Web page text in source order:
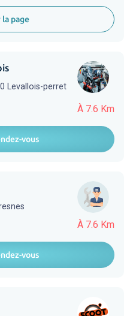
page
À 7.6 Km
Levallois-perret
vous
À 7.6 Km
vous